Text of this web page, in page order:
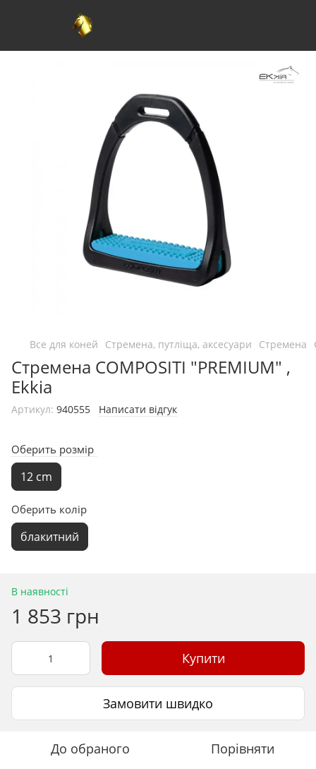
Все для коней Стремена, путліща, аксесуари Стремена
Стремена COMPOSITI "PREMIUM" ,
Ekkia
Артикул: 940555 Написати відгук
Оберить розмір
12 cm
Оберить колір
блакитний
В наявності
1 853 грн
Купити
Замовити швидко
До обраного Порівняти